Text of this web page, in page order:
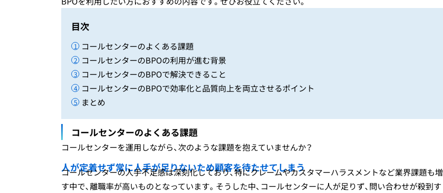
目次
コールセンターのよくある課題
コールセンターのBPOの利用が進む背景
コールセンターのBPOで解決できること
コールセンターのBPOで効率化と品質向上を両立させるポイント
まとめ
コールセンターのよくある課題
コールセンターを運用しながら、次のような課題を抱えていませんか？
人が定着せず常に人手が足りないため顧客を待たせてしまう
コールセンターの人手不足感は深刻化しており、特にクレームやカスタマーハラスメントなど業界課題も増
す中で、離職率が高いものとなっています。そうした中、コールセンターに人が足りず、問い合わせが殺到す